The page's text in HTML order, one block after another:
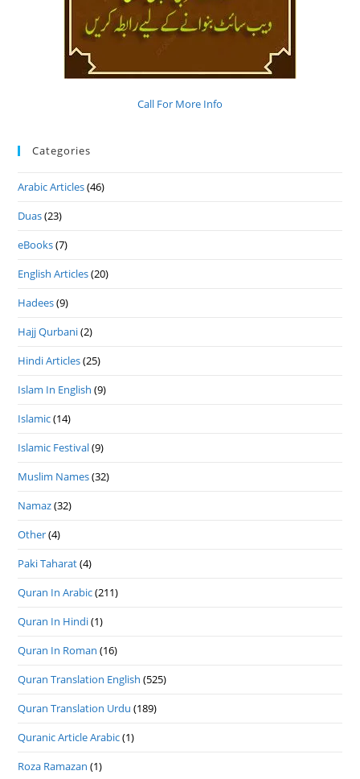
Call For More Info
Categories
Arabic Articles(46)
Duas(23)
eBooks(7)
English Articles(20)
Hadees(9)
Hajj Qurbani(2)
Hindi Articles(25)
Islam In English (9)
Islamic(14)
Islamic Festival(9)
Muslim Names(32)
Namaz(32)
Other(4)
Paki Taharat(4)
Quran In Arabic(211)
Quran In Hindi(1)
Quran In Roman (16)
Quran Translation English (525)
Quran Translation Urdu (189)
Quranic Article Arabic(1)
Roza Ramazan (1)